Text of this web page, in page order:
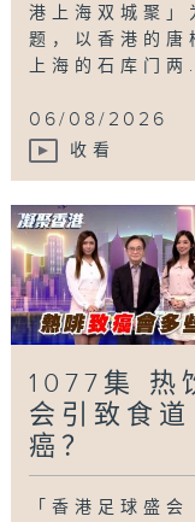
港上海双城聚」
题，以香港的唐
上海的石库门
06/08/2026
收看
1077集 热
会引致食道
癌？
「香港足球盛会